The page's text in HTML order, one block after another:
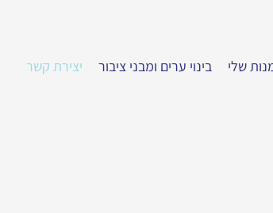
שלי בינוי ערים ומבני ציבור יצירת קשר